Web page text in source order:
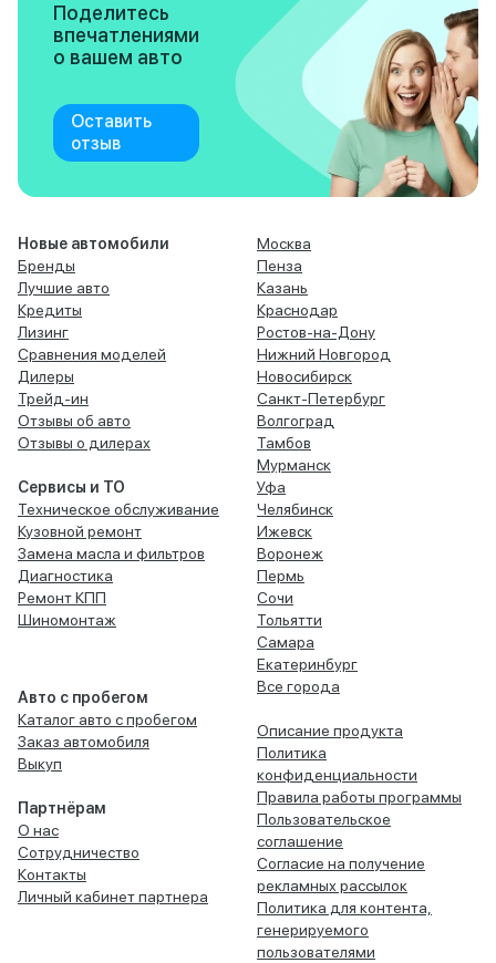
Поделитесь
впечатлениями
о вашем авто
Оставить
отзыв
Новые автомобили
Бренды
Лучшие авто
Кредиты
Лизинг
Сравнения моделей
Дилеры
Трейд-ин
Отзывы об авто
Отзывы о дилерах
Сервисы и ТО
Техническое обслуживание
Кузовной ремонт
Замена масла и фильтров
Диагностика
Ремонт КПП
Шиномонтаж
Авто с пробегом
Каталог авто с пробегом
Заказ автомобиля
Выкуп
Партнёрам
О нас
Сотрудничество
Контакты
Личный кабинет партнера
Москва
Пенза
Казань
Краснодар
Ростов-на-Дону
Нижний Новгород
Новосибирск
Санкт-Петербург
Волгоград
Тамбов
Мурманск
Уфа
Челябинск
Ижевск
Воронеж
Пермь
Сочи
Тольятти
Самара
Екатеринбург
Все города
Описание продукта
Политика
конфиденциальности
Правила работы программы
Пользовательское
соглашение
Согласие на получение
рекламных рассылок
Политика для контента,
генерируемого
пользователями